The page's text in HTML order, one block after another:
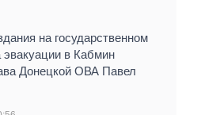
на государственном
в Кабмин
Донецкой ОВА Павел